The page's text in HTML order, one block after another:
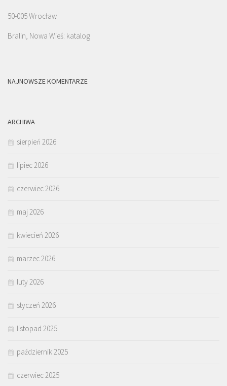
50-005 Wrocław
Bralin, Nowa Wieś: katalog
NAJNOWSZE KOMENTARZE
ARCHIWA
sierpień 2026
lipiec 2026
czerwiec 2026
maj 2026
kwiecień 2026
marzec 2026
luty 2026
styczeń 2026
listopad 2025
październik 2025
czerwiec 2025